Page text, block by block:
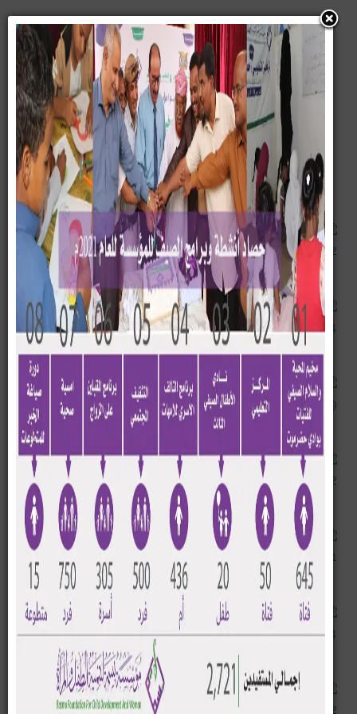
صور من أنشطتنا
Wma2
Img 1874
Inr F9
Mawhee2
Pe1
Be4
Be12